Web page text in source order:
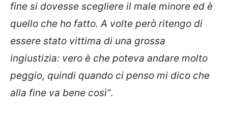
fine si dovesse scegliere il male minore ed è
quello che ho fatto. A volte però ritengo di
essere stato vittima di una grossa
ingiustizia: vero è che poteva andare molto
peggio, quindi quando ci penso mi dico che
alla fine va bene così”.